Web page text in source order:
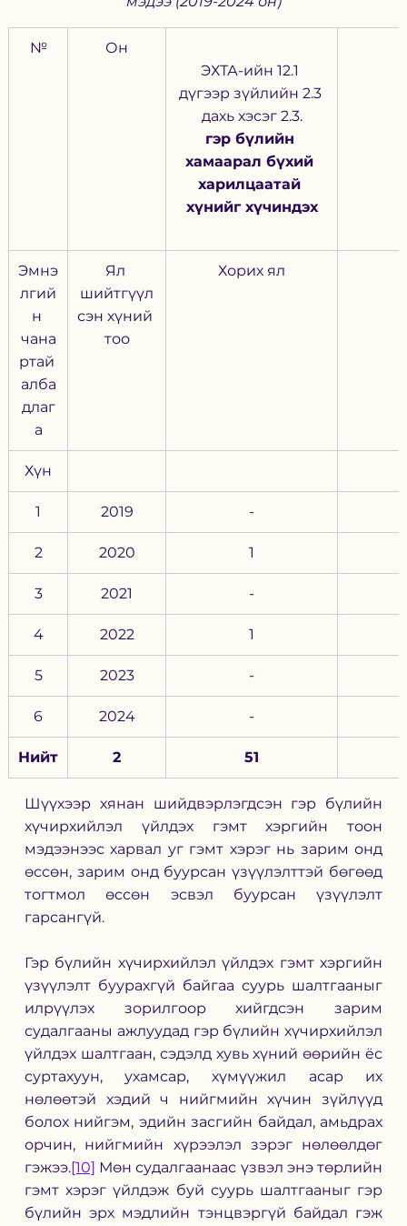
№
Он
ЭХТА-ийн 12.1
дүгээр зүйлийн 2.3
дахь хэсэг 2.3.
гэр бүлийн
хамаарал бүхий
харилцаатай
хүнийг хүчиндэх
Эмнэ
лгий
н
чана
ртай
алба
длаг
а
Ял
шийтгүүл
сэн хүний
тоо
Хорих ял
Хүн
1 2019 -
2 2020 1
3 2021 -
4 2022 1
5 2023 -
6 2024 -
Нийт 2 51
Шүүхээр хянан шийдвэрлэгдсэн гэр бүлийн
хүчирхийлэл үйлдэх гэмт хэргийн тоон
мэдээнээс харвал уг гэмт хэрэг нь зарим онд
өссөн, зарим онд буурсан үзүүлэлттэй бөгөөд
тогтмол өссөн эсвэл буурсан үзүүлэлт
гарсангүй.
Гэр бүлийн хүчирхийлэл үйлдэх гэмт хэргийн
үзүүлэлт буурахгүй байгаа суурь шалтгааныг
илрүүлэх зорилгоор хийгдсэн зарим
судалгааны ажлуудад гэр бүлийн хүчирхийлэл
үйлдэх шалтгаан, сэдэлд хувь хүний өөрийн ёс
суртахуун, ухамсар, хүмүүжил асар их
нөлөөтэй хэдий ч нийгмийн хүчин зүйлүүд
болох нийгэм, эдийн засгийн байдал, амьдрах
орчин, нийгмийн хүрээлэл зэрэг нөлөөлдөг
гэжээ.[10] Мөн судалгаанаас үзвэл энэ төрлийн
гэмт хэрэг үйлдэж буй суурь шалтгааныг гэр
бүлийн эрх мэдлийн тэнцвэргүй байдал гэж